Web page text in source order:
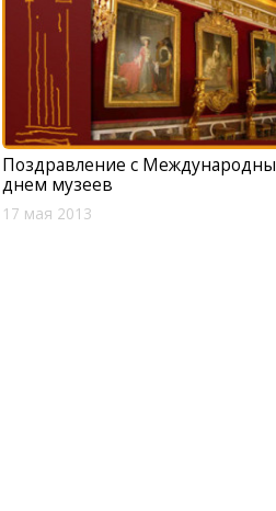
Поздравление с
днем музеев
17 мая 2013